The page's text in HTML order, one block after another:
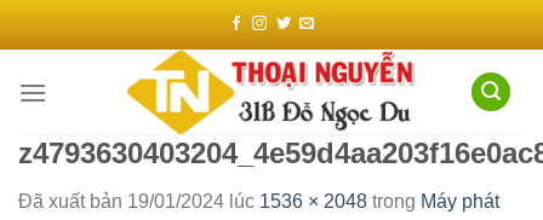
dung
Đã xuất bản 19/01/2024 lúc 1536 × 2048 trong Máy phát